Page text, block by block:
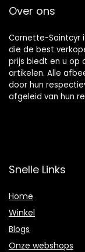
Over ons
Cornette-Saintcyr
die de best
prijs biedt en u op
artikelen. Alle
door hun
afgeleid van hun
Snelle Links
Home
Winkel
Blogs
Onze webshops